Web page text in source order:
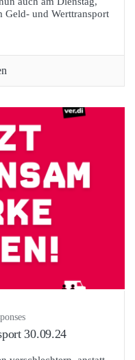
Geld- und Werttransport
30.09.24